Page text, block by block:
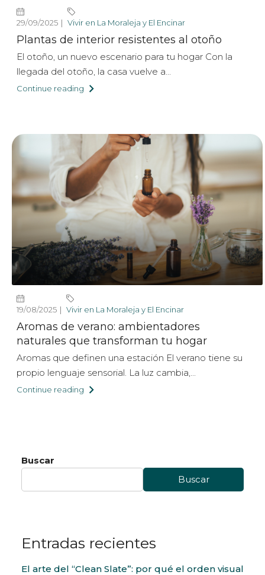
29/09/2025 Vivir en La Moraleja y El Encinar
Plantas de interior resistentes al otoño
El otoño, un nuevo escenario para tu hogar Con la
llegada del otoño, la casa vuelve a...
Continue reading
19/08/2025 Vivir en La Moraleja y El Encinar
Aromas de verano: ambientadores
naturales que transforman tu hogar
Aromas que definen una estación El verano tiene su
propio lenguaje sensorial. La luz cambia,...
Continue reading
Buscar
Buscar
Entradas recientes
El arte del “Clean Slate”: por qué el orden visual